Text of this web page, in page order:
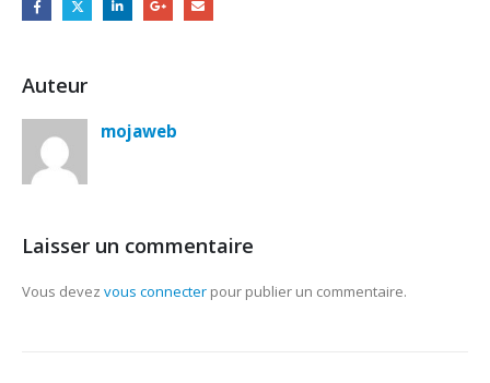
Auteur
mojaweb
Laisser un commentaire
Vous devez vous connecter pour publier un commentaire.